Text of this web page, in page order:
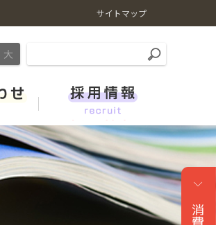
サイトマップ
大
ＡーＳＳ）
術系・県域コース新潟）